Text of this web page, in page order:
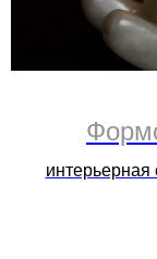
интерьерная